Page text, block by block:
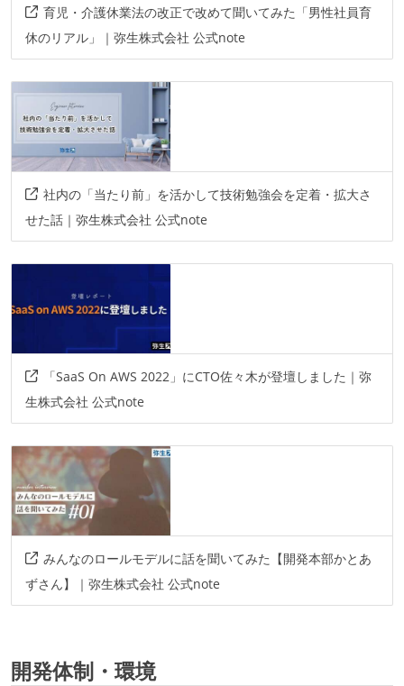
育児・介護休業法の改正で改めて聞いてみた「男性社員育
休のリアル」｜弥生株式会社 公式note
社内の「当たり前」を活かして技術勉強会を定着・拡大さ
せた話｜弥生株式会社 公式note
「SaaS On AWS 2022」にCTO佐々木が登壇しました｜弥
生株式会社 公式note
みんなのロールモデルに話を聞いてみた【開発本部かとあ
ずさん】｜弥生株式会社 公式note
開発体制・環境